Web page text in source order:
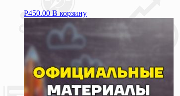
Р450.00 В корзину